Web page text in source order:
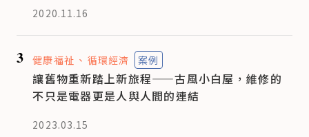
2020.11.16
3 健康福祉 循環經濟 案例
讓舊物重新踏上新旅程——古風小白屋，維修的
不只是電器更是人與人間的連結
2023.03.15